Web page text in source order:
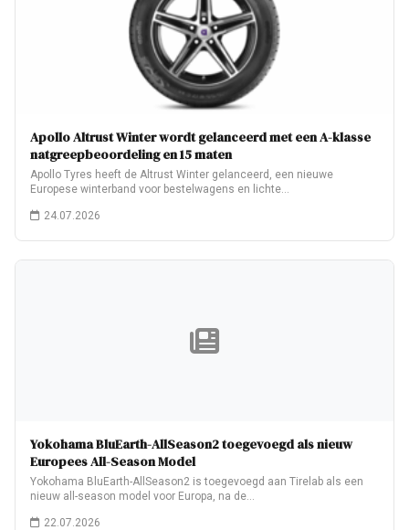
Apollo Altrust Winter wordt gelanceerd met een A-klasse
natgreepbeoordeling en 15 maten
Apollo Tyres heeft de Altrust Winter gelanceerd, een nieuwe
Europese winterband voor bestelwagens en lichte…
24.07.2026
Yokohama BluEarth-AllSeason2 toegevoegd als nieuw
Europees All-Season Model
Yokohama BluEarth-AllSeason2 is toegevoegd aan Tirelab als een
nieuw all-season model voor Europa, na de…
22.07.2026